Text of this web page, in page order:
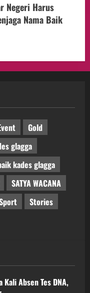
Negeri Harus
Nama Baik
Gold
glagga
kades glagga
SATYA WACANA
Stories
Kali Absen Tes DNA,